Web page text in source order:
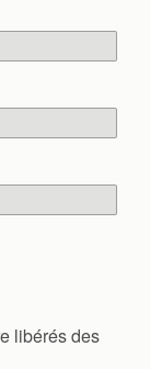
libérés des